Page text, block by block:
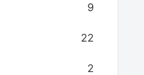
9
22
2